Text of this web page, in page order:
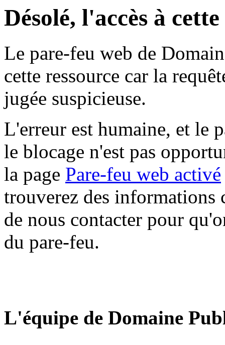
Désolé, l'accès à
Le pare-feu web de
cette ressource car la
jugée suspicieuse.
L'erreur est humaine, et le
le blocage n'est pas
la page Pare-feu web activé
trouverez des informations
de nous contacter pour
du pare-feu.
L'équipe de Domaine